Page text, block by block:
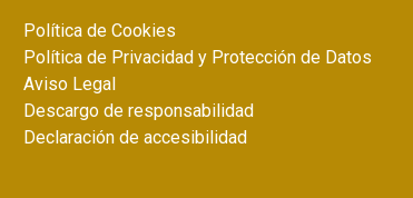
Política de Cookies
Política de Privacidad y Protección de Datos
Aviso Legal
Descargo de responsabilidad
Declaración de accesibilidad